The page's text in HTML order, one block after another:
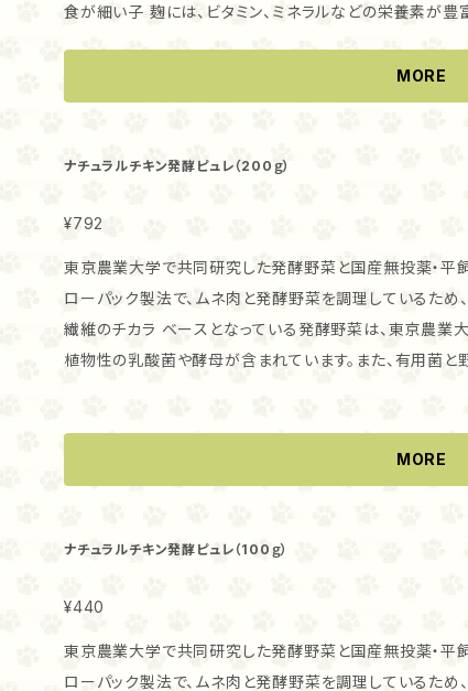
食が細い子 麹には、ビタミン、ミネラルなどの栄養素が豊
までは食べない場合には いつも食べているフードに混ぜて、少し
る量 小型犬、猫ちゃんの場合、1回大さじ1程度、1日1-2回、70ｇで4-5
MORE
ナチュラルチキン発酵ピュレ（200ｇ）
¥792
東京農業大学で共同研究した発酵野菜と国産無投薬・平飼いチキンのピュレ
ローパック製法で、ムネ肉と発酵野菜を調理しているため、食いつきもバツ
繊維のチカラ ベースとなっている発酵野菜は、東京農業
植物性の乳酸菌や酵母が含まれています。また、有用菌と
が発酵野菜ですから、添加されたものではなく、植物由来の
とができます。 ・こんな子におすすめ！ お腹のトラブルがある子はもちろん、半分が野菜、高たんぱく低カ
のままおやつとして、フードのトッピングとして、手作りごはん
ない場合には いつも食べているフードに混ぜたり、少し温めて与えてみ
MORE
ナチュラルチキン発酵ピュレ（100ｇ）
¥440
東京農業大学で共同研究した発酵野菜と国産無投薬・平飼いチキンのピュレ
ローパック製法で、ムネ肉と発酵野菜を調理しているため、食いつきもバツ